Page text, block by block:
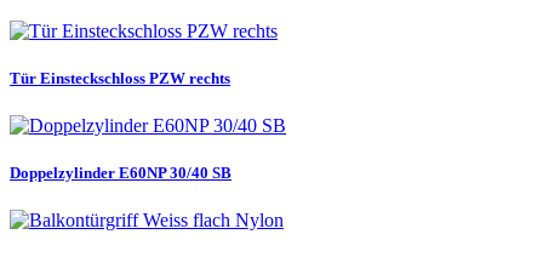
Tür Einsteckschloss PZW rechts
Doppelzylinder E60NP 30/40 SB